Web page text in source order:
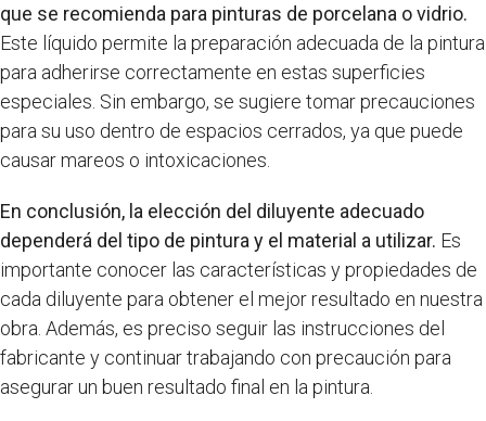
que se recomienda para pinturas de porcelana o vidrio.
Este líquido permite la preparación adecuada de la pintura
para adherirse correctamente en estas superficies
especiales. Sin embargo, se sugiere tomar precauciones
para su uso dentro de espacios cerrados, ya que puede
causar mareos o intoxicaciones.
En conclusión, la elección del diluyente adecuado
dependerá del tipo de pintura y el material a utilizar. Es
importante conocer las características y propiedades de
cada diluyente para obtener el mejor resultado en nuestra
obra. Además, es preciso seguir las instrucciones del
fabricante y continuar trabajando con precaución para
asegurar un buen resultado final en la pintura.